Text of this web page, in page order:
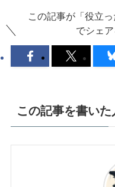
この記事が「役立
でシェア
この記事を書いた